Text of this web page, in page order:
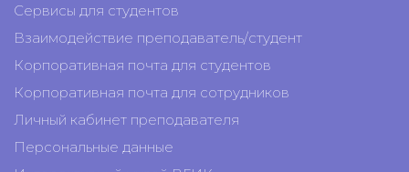
Сервисы для студентов
Взаимодействие преподаватель/студент
Корпоративная почта для студентов
Корпоративная почта для сотрудников
Личный кабинет преподавателя
Персональные данные